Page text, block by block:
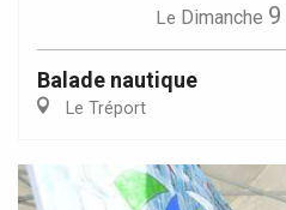
Le Dimanche 9
Balade nautique
Le Tréport